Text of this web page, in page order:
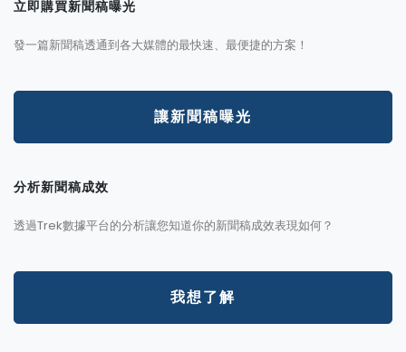
立即購買新聞稿曝光
發一篇新聞稿透通到各大媒體的最快速、最便捷的方案！
讓新聞稿曝光
分析新聞稿成效
透過Trek數據平台的分析讓您知道你的新聞稿成效表現如何？
我想了解